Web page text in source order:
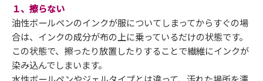
１、擦らない
油性ボールペンのインクが服についてしまってからすぐの場
合は、インクの成分が布の上に乗っているだけの状態です。
この状態で、擦ったり放置したりすることで繊維にインクが
染み込んでしまいます。